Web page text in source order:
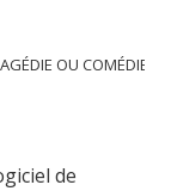
OU COMÉDIE ?
de